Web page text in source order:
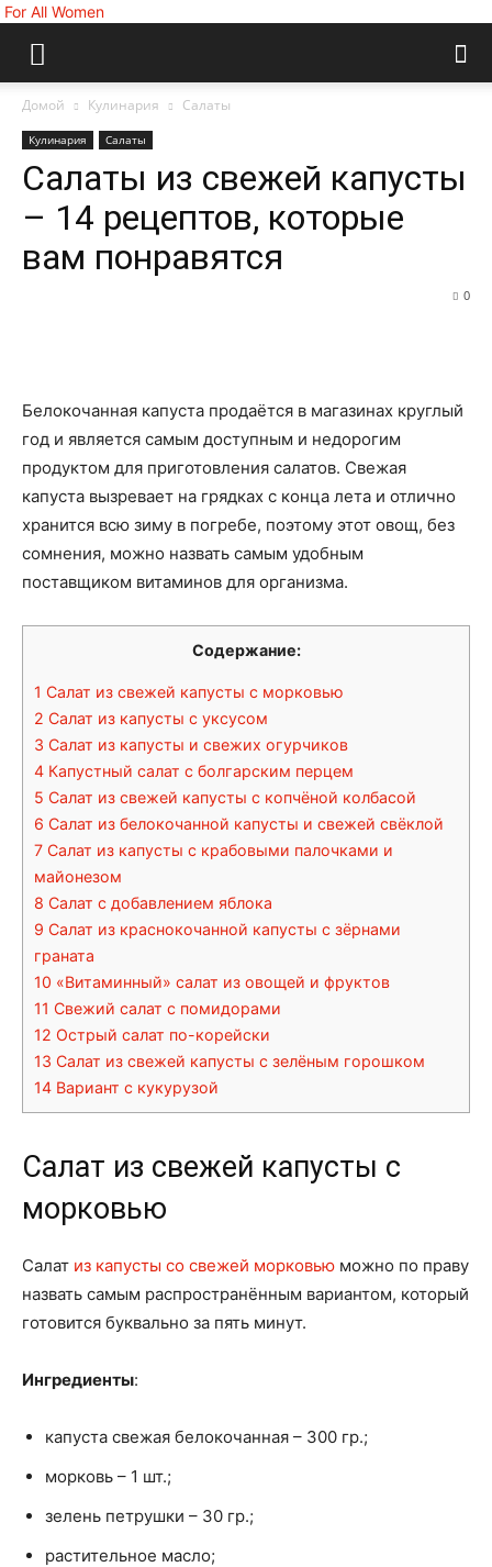
For All Women
Домой Кулинария Салаты
Кулинария Салаты
Салаты из свежей капусты
– 14 рецептов, которые
вам понравятся
0
Белокочанная капуста продаётся в магазинах круглый
год и является самым доступным и недорогим
продуктом для приготовления салатов. Свежая
капуста вызревает на грядках с конца лета и отлично
хранится всю зиму в погребе, поэтому этот овощ, без
сомнения, можно назвать самым удобным
поставщиком витаминов для организма.
Содержание:
1 Салат из свежей капусты с морковью
2 Салат из капусты с уксусом
3 Салат из капусты и свежих огурчиков
4 Капустный салат с болгарским перцем
5 Салат из свежей капусты с копчёной колбасой
6 Салат из белокочанной капусты и свежей свёклой
7 Салат из капусты с крабовыми палочками и
майонезом
8 Салат с добавлением яблока
9 Салат из краснокочанной капусты с зёрнами
граната
10 «Витаминный» салат из овощей и фруктов
11 Свежий салат с помидорами
12 Острый салат по-корейски
13 Салат из свежей капусты с зелёным горошком
14 Вариант с кукурузой
Салат из свежей капусты с
морковью
Салат из капусты со свежей морковью можно по праву
назвать самым распространённым вариантом, который
готовится буквально за пять минут.
Ингредиенты:
капуста свежая белокочанная – 300 гр.;
морковь – 1 шт.;
зелень петрушки – 30 гр.;
растительное масло;